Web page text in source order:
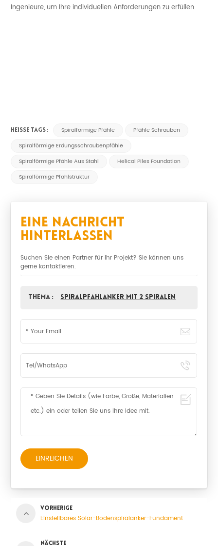
Ingenieure, um Ihre individuellen Anforderungen zu erfüllen.
HEISSE TAGS : Spiralförmige Pfähle
Pfähle Schrauben
Spiralförmige Erdungsschraubenpfähle
Spiralförmige Pfähle Aus Stahl
Helical Piles Foundation
Spiralförmige Pfahlstruktur
Eine Nachricht
Hinterlassen
Suchen Sie einen Partner für Ihr Projekt? Sie können uns
gerne kontaktieren.
Thema : Spiralpfahlanker mit 2 Spiralen
EINREICHEN
VORHERIGE
Einstellbares Solar-Bodenspiralanker-Fundament
NÄCHSTE